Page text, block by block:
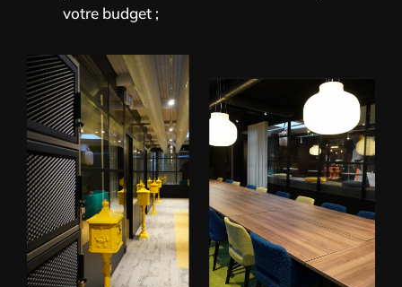
votre budget ;